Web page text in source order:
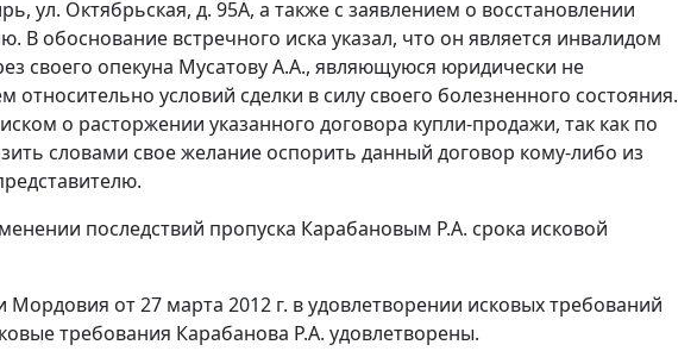
ул. Октябрьская, д. 95А, а также с заявлением о восстановлении
В обоснование встречного иска указал, что он является инвалидом
своего опекуна Мусатову А.А., являющуюся юридически не
условий сделки в силу своего болезненного состояния.
о расторжении указанного договора купли-продажи, так как по
словами свое желание оспорить данный договор кому-либо из
последствий пропуска Карабановым Р.А. срока исковой
от 27 марта 2012 г. в удовлетворении исковых требований
требования Карабанова Р.А. удовлетворены.